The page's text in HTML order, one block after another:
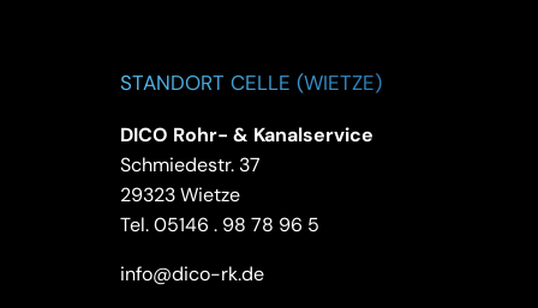
STANDORT CELLE (WIETZE)
DICO Rohr- & Kanalservice
Schmiedestr. 37
29323 Wietze
Tel.05146 . 98 78 96 5
info@dico-rk.de